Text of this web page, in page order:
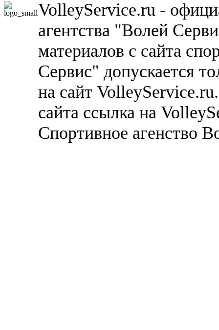
VolleyService.ru -
агентства "Волей
материалов с сайта
Сервис" допускается
на сайт
сайта ссылка на
Спортивное агенство